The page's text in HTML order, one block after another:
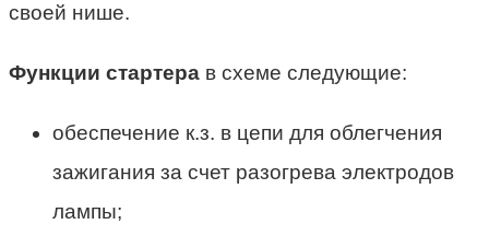
своей нише.
Функции стартера в схеме следующие:
обеспечение к.з. в цепи для облегчения
зажигания за счет разогрева электродов
лампы;